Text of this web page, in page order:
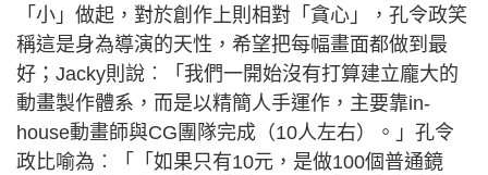
「小」做起，對於創作上則相對「貪心」，孔令政笑
稱這是身為導演的天性，希望把每幅畫面都做到最
好；Jacky則說︰「我們一開始沒有打算建立龐大的
動畫製作體系，而是以精簡人手運作，主要靠in-
house動畫師與CG團隊完成（10人左右）。」孔令
政比喻為︰「「如果只有10元，是做100個普通鏡